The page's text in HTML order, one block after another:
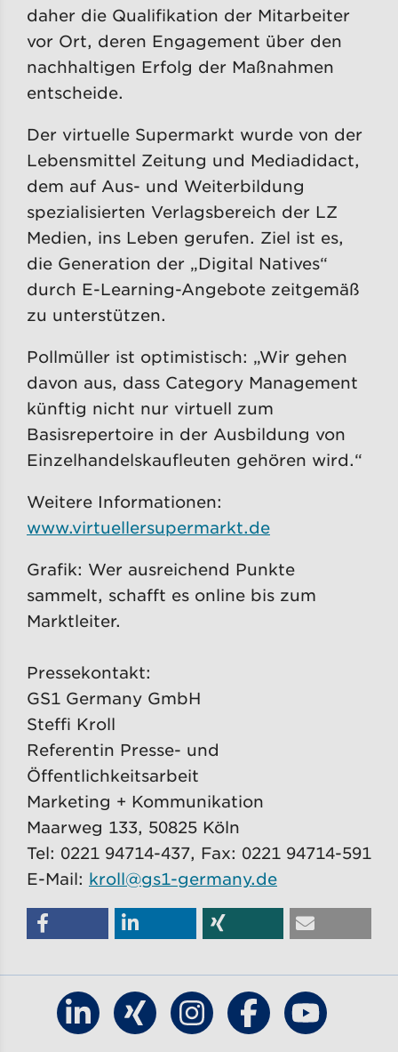
daher die Qualifikation der Mitarbeiter
vor Ort, deren Engagement über den
nachhaltigen Erfolg der Maßnahmen
entscheide.
Der virtuelle Supermarkt wurde von der
Lebensmittel Zeitung und Mediadidact,
dem auf Aus- und Weiterbildung
spezialisierten Verlagsbereich der LZ
Medien, ins Leben gerufen. Ziel ist es,
die Generation der „Digital Natives“
durch E-Learning-Angebote zeitgemäß
zu unterstützen.
Pollmüller ist optimistisch: „Wir gehen
davon aus, dass Category Management
künftig nicht nur virtuell zum
Basisrepertoire in der Ausbildung von
Einzelhandelskaufleuten gehören wird.“
Weitere Informationen:
www.virtuellersupermarkt.de
Grafik: Wer ausreichend Punkte
sammelt, schafft es online bis zum
Marktleiter.
Pressekontakt:
GS1 Germany GmbH
Steffi Kroll
Referentin Presse- und
Öffentlichkeitsarbeit
Marketing + Kommunikation
Maarweg 133, 50825 Köln
Tel: 0221 94714-437, Fax: 0221 94714-591
E-Mail: kroll@gs1-germany.de
Finde GS1 Germany auf LinkedIn
Finde GS1 Germany auf Xing
Finde GS1 Germany
Finde GS1
Finde